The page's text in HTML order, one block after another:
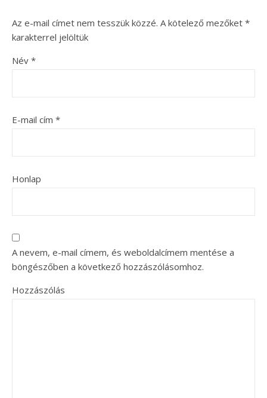
Az e-mail címet nem tesszük közzé. A kötelező mezőket *
karakterrel jelöltük
Név *
E-mail cím *
Honlap
A nevem, e-mail címem, és weboldalcímem mentése a
böngészőben a következő hozzászólásomhoz.
Hozzászólás